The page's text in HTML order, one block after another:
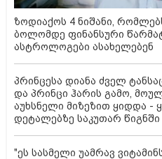
ზოდიაქოს 4 ნიშანი,
ბოლომდე ფინანსური
ასტროლოგები ასახელებენ
პრინცესა დიანა ძველ
და პრინცი ჰარის გამო,
აუხსნელი მიზეზით ყიდდა
დეტალებზე საკუთარ წიგნში
"ეს სასმელი უამრავ